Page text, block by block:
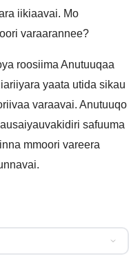
iikiaavai. Mo
varaarannee?
roosiima Anutuuqaa
yaata utida sikau
varaavai. Anutuuqo
safuuma
mmoori vareera